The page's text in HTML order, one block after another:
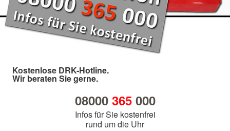
Kostenlose DRK-Hotline.
Wir beraten Sie gerne.
08000 365000
Infos für Sie kostenfrei
rund um die Uhr